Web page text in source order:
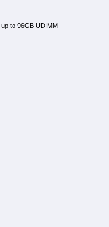
to 96GB UDIMM